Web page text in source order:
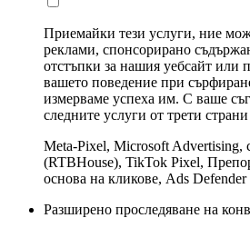
Приемайки тези услуги, ние
реклами, спонсорирано
отстъпки за нашия уебсайт или
вашето поведение при
измерваме успеха им. С ваше
следните услуги от трети
Meta-Pixel, Microsoft Advertising,
(RTBHouse), TikTok Pixel,
основа на кликове, Ads Defender
Разширено проследяване на